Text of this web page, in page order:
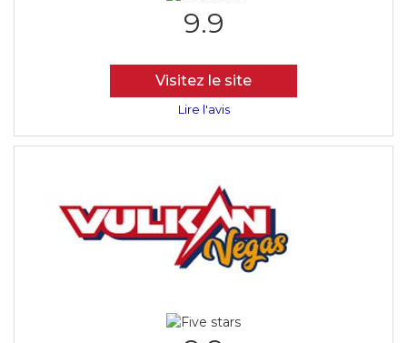
9.9
Visitez le site
Lire l'avis